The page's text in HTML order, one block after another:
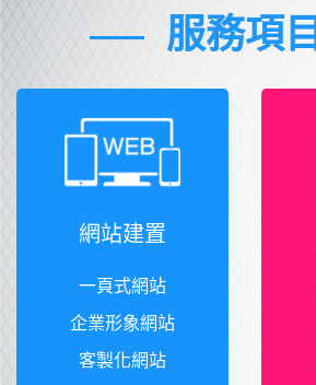
服務項目
網站建置
一頁式網站
企業形象網站
客製化網站